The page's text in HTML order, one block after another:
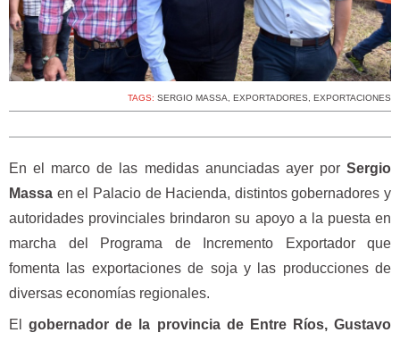
TAGS: SERGIO MASSA, EXPORTADORES, EXPORTACIONES
En el marco de las medidas anunciadas ayer por Sergio
Massa en el Palacio de Hacienda, distintos gobernadores y
autoridades provinciales brindaron su apoyo a la puesta en
marcha del Programa de Incremento Exportador que
fomenta las exportaciones de soja y las producciones de
diversas economías regionales.
Elgobernador de la provincia de Entre Ríos, Gustavo